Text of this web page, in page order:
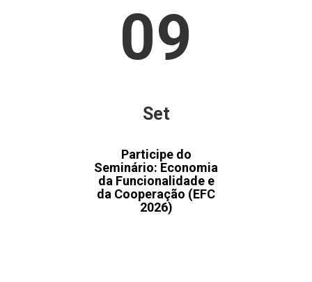
09
Set
Participe do
Seminário: Economia
da Funcionalidade e
da Cooperação (EFC
2026)